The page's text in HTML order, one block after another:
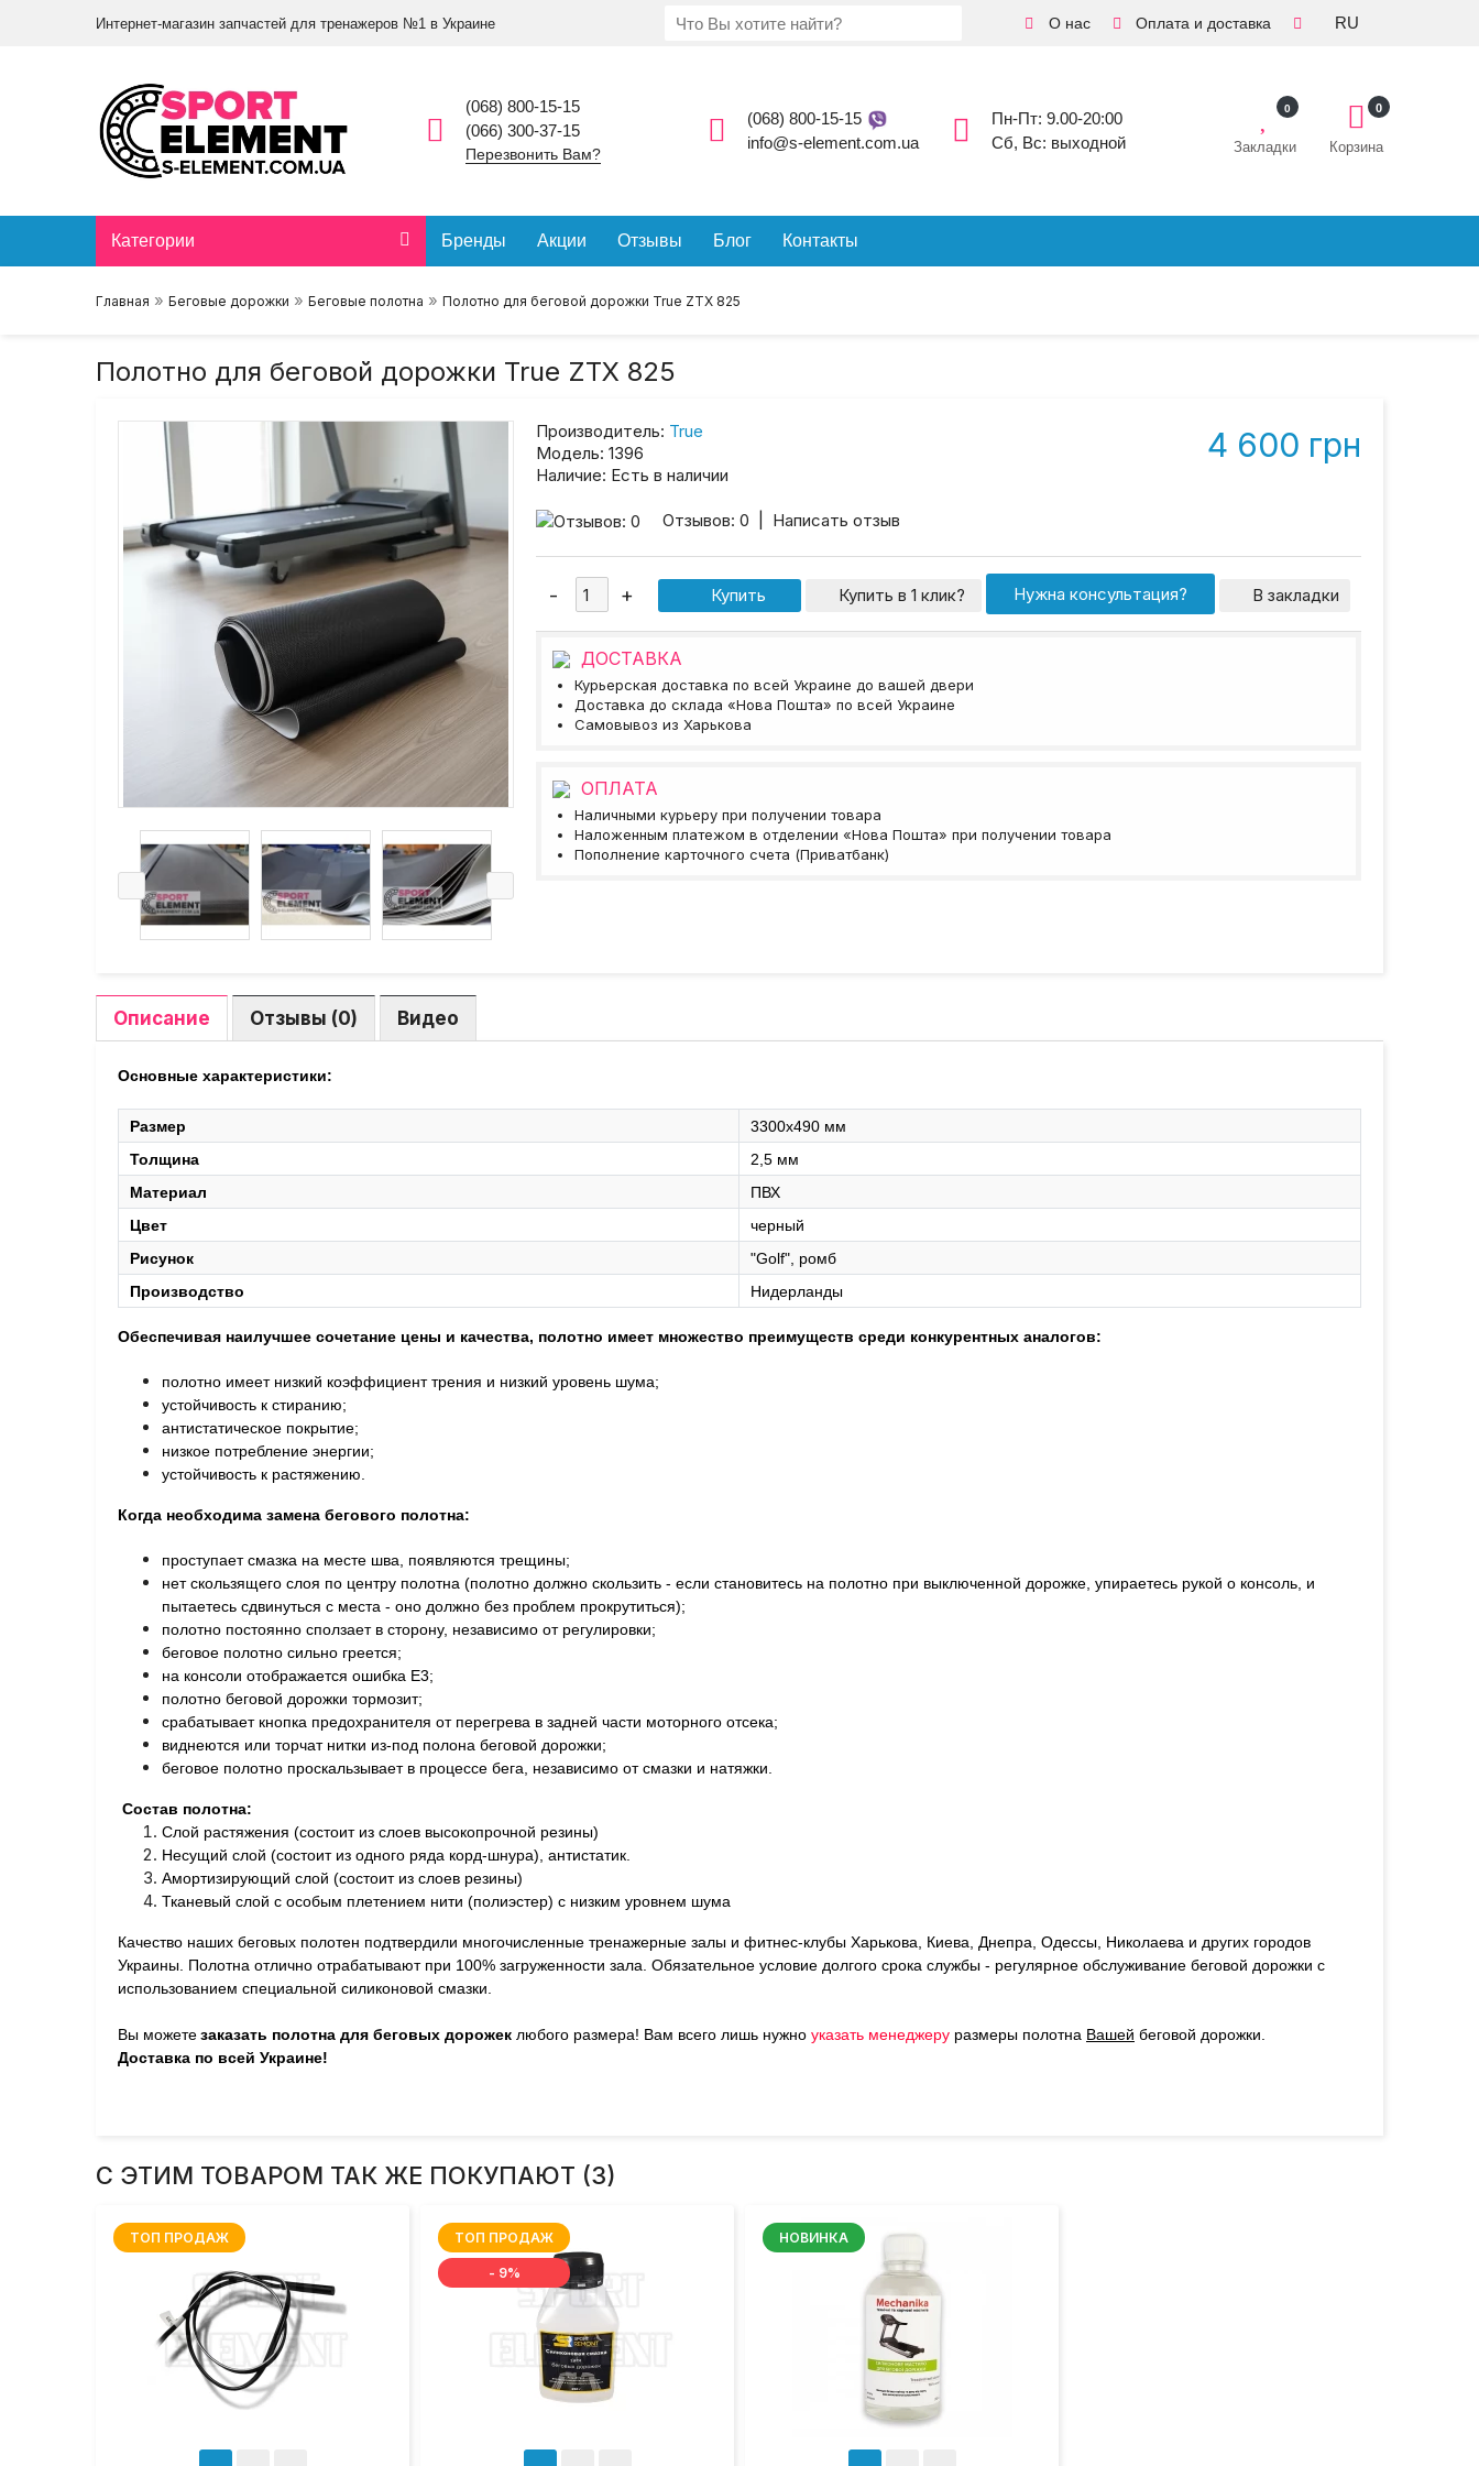
Интернет-магазин запчастей для тренажеров №1 в Украине О нас Оплата и доставка RU
(068) 800-15-15
(066) 300-37-15
Перезвонить Вам?
(068) 800-15-15
info@s-element.com.ua
Пн-Пт: 9.00-20:00
Сб, Вс: выходной
Закладки
0
Корзина
0
Категории Бренды Акции Отзывы Блог Контакты
Главная » Беговые дорожки » Беговые полотна » Полотно для беговой дорожки True ZTX 825
Полотно для беговой дорожки True ZTX 825
4 600 грн
Производитель: True
Модель: 1396
Наличие: Есть в наличии
Отзывов: 0 Написать отзыв
Купить в 1 клик? Нужна консультация? В закладки
ДОСТАВКА
Курьерская доставка по всей Украине до вашей двери
Доставка до склада «Нова Пошта» по всей Украине
Самовывоз из Харькова
ОПЛАТА
Наличными курьеру при получении товара
Наложенным платежом в отделении «Нова Пошта» при получении товара
Пополнение карточного счета (Приватбанк)
Описание Отзывы (0) Видео
Основные характеристики:
Размер
3300х490 мм
Толщина
2,5 мм
Материал
ПВХ
Цвет
черный
Рисунок
"Golf", ромб
Производство
Нидерланды
Обеспечивая наилучшее сочетание цены и качества, полотно имеет множество преимуществ среди конкурентных аналогов:
полотно имеет низкий коэффициент трения и низкий уровень шума;
устойчивость к стиранию;
антистатическое покрытие;
низкое потребление энергии;
устойчивость к растяжению.
Когда необходима замена бегового полотна:
проступает смазка на месте шва, появляются трещины;
нет скользящего слоя по центру полотна (полотно должно скользить - если становитесь на полотно при выключенной дорожке, упираетесь рукой о консоль, и
пытаетесь сдвинуться с места - оно должно без проблем прокрутиться);
полотно постоянно сползает в сторону, независимо от регулировки;
беговое полотно сильно греется;
на консоли отображается ошибка Е3;
полотно беговой дорожки тормозит;
срабатывает кнопка предохранителя от перегрева в задней части моторного отсека;
виднеются или торчат нитки из-под полона беговой дорожки;
беговое полотно проскальзывает в процессе бега, независимо от смазки и натяжки.
Состав полотна:
Слой растяжения (состоит из слоев высокопрочной резины)
Несущий слой (состоит из одного ряда корд-шнура), антистатик.
Амортизирующий слой (состоит из слоев резины)
Тканевый слой с особым плетением нити (полиэстер) с низким уровнем шума
Качество наших беговых полотен подтвердили многочисленные тренажерные залы и фитнес-клубы Харькова, Киева, Днепра, Одессы, Николаева и других городов
Украины. Полотна отлично отрабатывают при 100% загруженности зала. Обязательное условие долгого срока службы - регулярное обслуживание беговой дорожки с
использованием специальной силиконовой смазки.
Вы можетезаказать полотна для беговых дорожек любого размера! Вам всего лишь нужно указать менеджеру размеры полотна Вашей беговой дорожки.
Доставка по всей Украине!
С ЭТИМ ТОВАРОМ ТАК ЖЕ ПОКУПАЮТ (3)
ТОП ПРОДАЖ ТОП ПРОДАЖ
- 9%
НОВИНКА